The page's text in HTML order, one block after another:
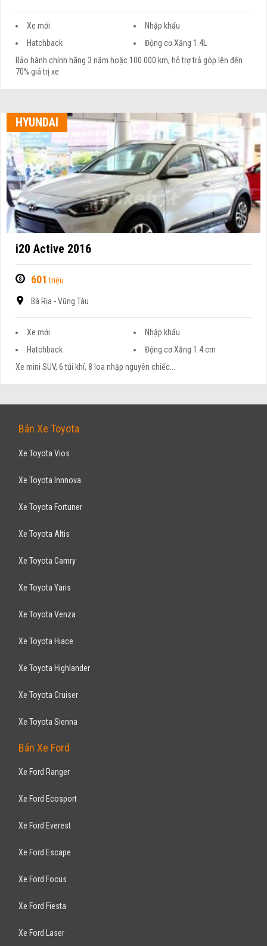
Xe mới
Nhập khẩu
Hatchback
Động cơ Xăng 1.4L
Bảo hành chính hãng 3 năm hoặc 100.000 km, hỗ trợ trả góp lên đến
70% giá trị xe
HYUNDAI
i20 Active 2016
601 triệu
Bà Rịa - Vũng Tàu
Xe mới
Nhập khẩu
Hatchback
Động cơ Xăng 1.4 cm
Xe mini SUV, 6 túi khí, 8 loa nhập nguyên chiếc...
Bán Xe Toyota
Xe Toyota Vios
Xe Toyota Innnova
Xe Toyota Fortuner
Xe Toyota Altis
Xe Toyota Camry
Xe Toyota Yaris
Xe Toyota Venza
Xe Toyota Hiace
Xe Toyota Highlander
Xe Toyota Cruiser
Xe Toyota Sienna
Bán Xe Ford
Xe Ford Ranger
Xe Ford Ecosport
Xe Ford Everest
Xe Ford Escape
Xe Ford Focus
Xe Ford Fiesta
Xe Ford Laser